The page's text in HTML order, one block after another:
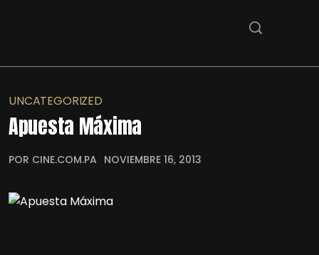
UNCATEGORIZED
Apuesta Máxima
POR CINE.COM.PA NOVIEMBRE 16, 2013